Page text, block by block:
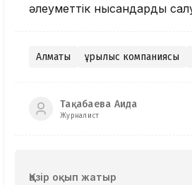
әлеуметтік нысандарды
Алматы Құрылыс компаниясы
Тақабаева Аида
Журналист
Қазір оқып жатыр